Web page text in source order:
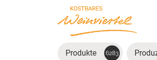
Zum Hauptinhalt springen
Produkte 6283